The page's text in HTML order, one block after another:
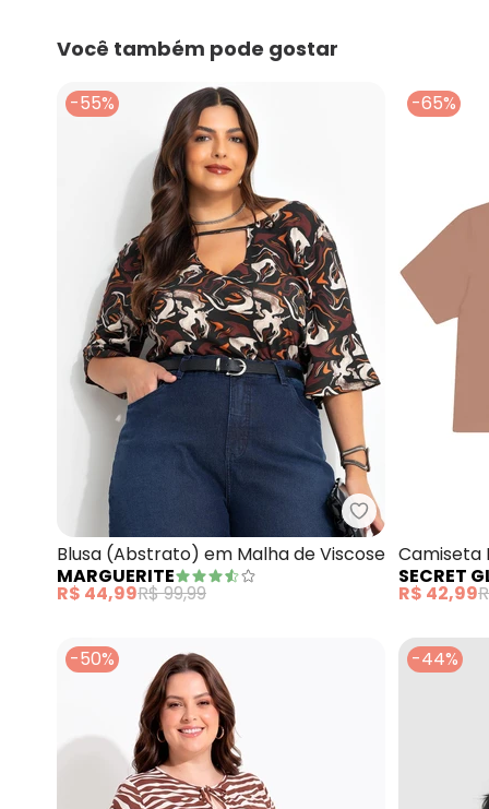
Você também pode gostar
-55%
Marguerite -
Blusa (Abstrato) em Malha de Viscose
MARGUERITE
R$ 44,99R$ 99,99
-65%
Camiseta
(Marrom)
SECRET
R$ 42,99
-50% -44%